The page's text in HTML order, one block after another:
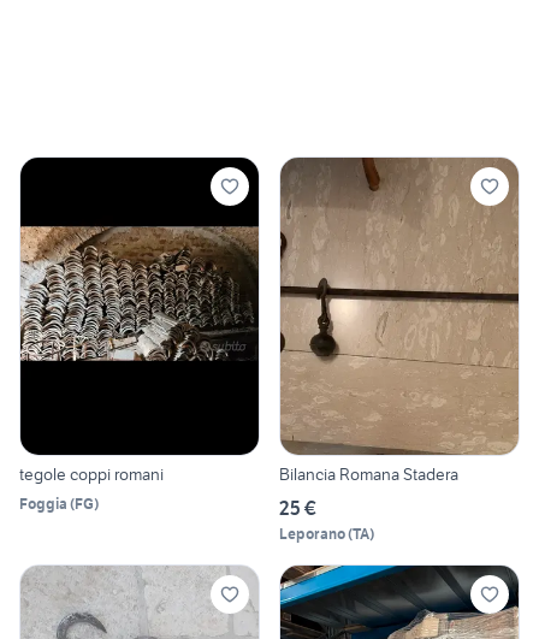
tegole coppi romani
Foggia (FG)
Bilancia Romana Stadera
25 €
Leporano(TA)